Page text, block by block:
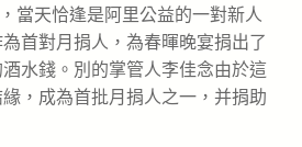
當天恰逢是阿里公益的一對新人
首對月捐人，為春暉晚宴捐出了
水錢。別的掌管人李佳念由於這
，成為首批月捐人之一，并捐助